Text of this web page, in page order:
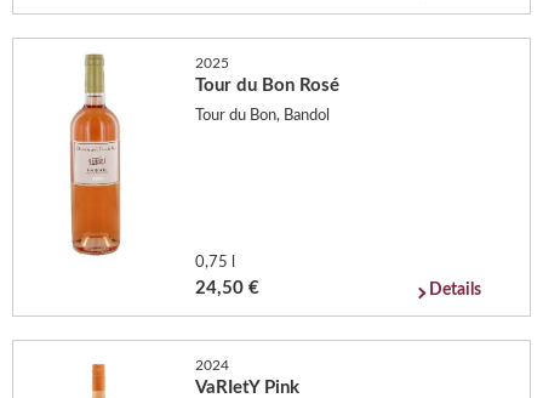
2025
Tour du Bon Rosé
Tour du Bon, Bandol
0,75 l
24,50 € Details
2024
VaRIetY Pink